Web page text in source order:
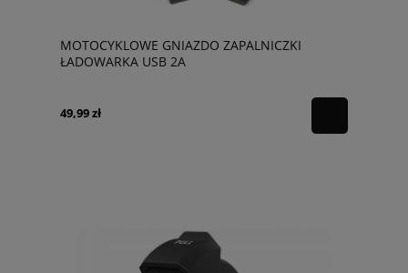
MOTOCYKLOWE GNIAZDO ZAPALNICZKI
ŁADOWARKA USB 2A
49,99 zł